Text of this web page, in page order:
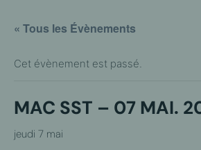
« Tous les Évènements
Cet évènement est passé.
MAC SST – 07 MAI.
jeudi 7 mai